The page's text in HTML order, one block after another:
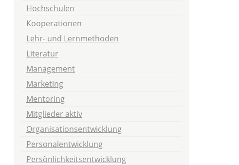
Hochschulen
Kooperationen
Lehr- und Lernmethoden
Literatur
Management
Marketing
Mentoring
Mitglieder aktiv
Organisationsentwicklung
Personalentwicklung
Persönlichkeitsentwicklung